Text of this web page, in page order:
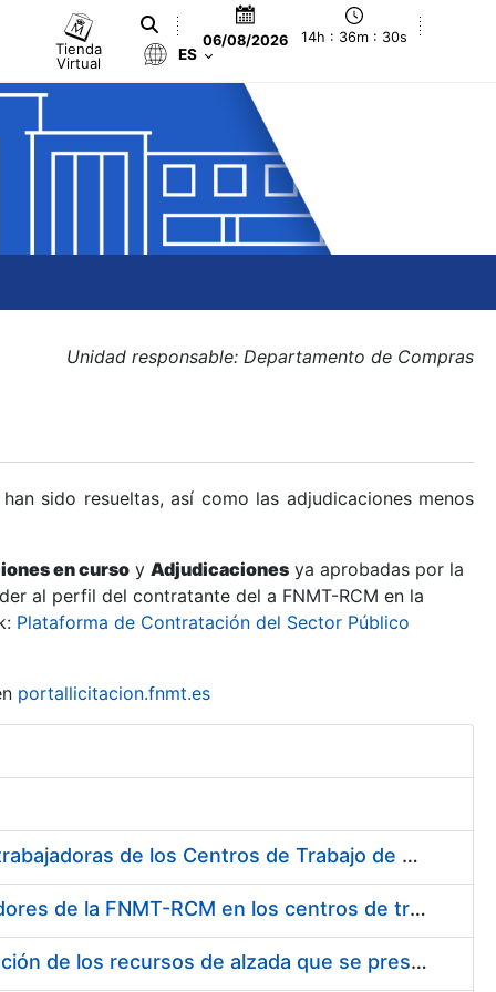
Tienda
Virtual
06/08/2026 14h : 36m : 30s
ES
Unidad responsable: Departamento de Compras
sido resueltas, así como las adjudicaciones menos
en curso y Adjudicaciones ya aprobadas por la
al perfil del contratante del a FNMT-RCM en la
Plataforma de Contratación del Sector Público
portallicitacion.fnmt.es
Suministro de Protectores Auditivos a medida para las personas trabajadoras de los Centros de Trabajo de Madrid y Burgos
Suministro de gafas graduadas antiproyecciones para los trabajadores de la FNMT-RCM en los centros de trabajo de Madrid y Burgos
Servicios de una empresa externa para el asesoramiento y resolución de los recursos de alzada que se presentan relacionados con procesos de selección para la FNMT-RCM